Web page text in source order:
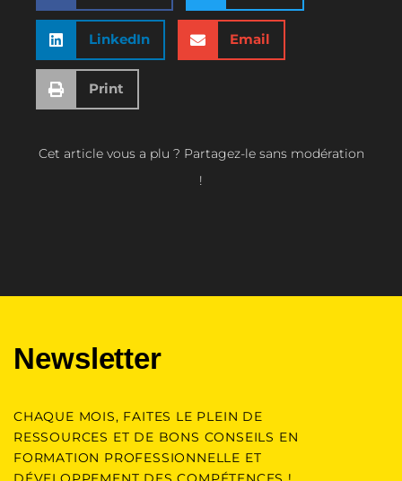
LinkedIn Email
Print
Cet article vous a plu ? Partagez-le sans modération
!
Newsletter
CHAQUE MOIS, FAITES LE PLEIN DE
RESSOURCES ET DE BONS CONSEILS EN
FORMATION PROFESSIONNELLE ET